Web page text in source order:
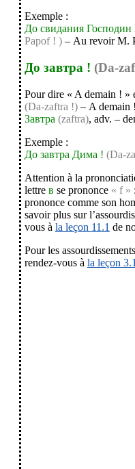
Exemple :
До свидания
Papof ! ) – Au revoir M.
До завтра ! (Da-
Pour dire « A demain ! »
(Da-zaftra !) – A demain !
Завтра (zaftra), adv. –
Exemple :
До завтра Дима ! (Da-
Attention à la
lettre в se prononce « f »
prononce comme son
savoir plus sur
vous à la leçon 11.1 de
Pour les
rendez-vous à la leçon 3.1